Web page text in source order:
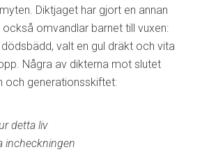
Diktjaget har gjort en annan
omvandlar barnet till vuxen:
valt en gul dräkt och vita
Några av dikterna mot slutet
och generationsskiftet:
detta liv
incheckningen